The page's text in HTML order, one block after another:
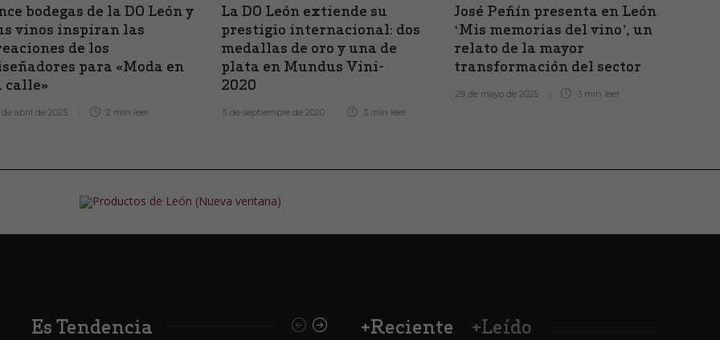
bodegas de la DO León y
vinos inspiran las
de los
para «Moda en
calle»
de abril de 2025 2 min leer
La DO León extiende su
prestigio internacional: dos
medallas de oro y una de
plata en Mundus Vini-
2020
5 de septiembre de 2020 3 min leer
José Peñín presenta en León
‘Mis memorias del vino’, un
relato de la mayor
transformación del sector
29 de mayo de 2025 3 min leer
Es Tendencia +Reciente +Leído